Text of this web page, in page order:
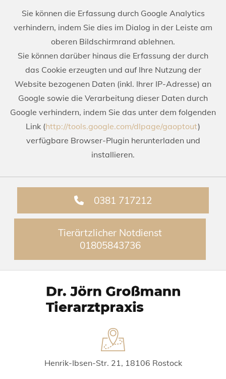
Sie können die Erfassung durch Google Analytics
verhindern, indem Sie dies im Dialog in der Leiste am
oberen Bildschirmrand ablehnen.
Sie können darüber hinaus die Erfassung der durch
das Cookie erzeugten und auf Ihre Nutzung der
Website bezogenen Daten (inkl. Ihrer IP-Adresse) an
Google sowie die Verarbeitung dieser Daten durch
Google verhindern, indem Sie das unter dem folgenden
Link (http://tools.google.com/dlpage/gaoptout)
verfügbare Browser-Plugin herunterladen und
installieren.
0381 717212
Tierärtzlicher Notdienst
01805843736
Henrik-Ibsen-Str. 21, 18106 Rostock